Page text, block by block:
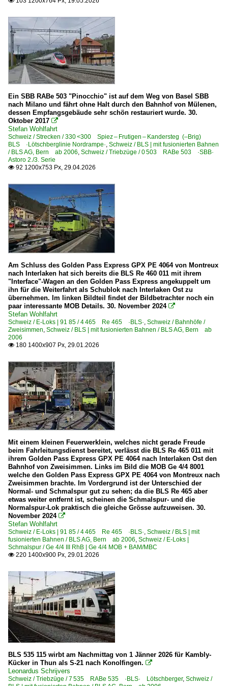
TRN ·TRN· Transports Publics Neuchâtelois - TransN
Privatbahnen | Schmalspur
MOB Montreux Berner Oberland Bahn AG seit 1901
Regional- und Fernzüge
EC EuroCity-Züge
GPX GoldenPass Express-Züge
Regionen
Berner Oberland
SBBCI Schweizerische Bundesbahnen Cargo
Sonstiges
Güterverkehr
S-Bahn Bern
Strecken
130 St-Gingolph – Monthey – St-Maurice JS>SBB
210 Lausanne – Yverdon – Neuchâtel – Biel JS>SBB
223 Neuchâtel – La Chaux-de-Fonds – Le Locle – Col-
291 Kerzers – Aarberg – Lyss JS>SBB
303 <260 (Bern–) Zollikofen – Lyss – Biel JS>SBB
303 <298 Bern – Belp – Thun GTB>GBS>BLS
305 <220 Bern – Kerzers – Neuenburg/Neuchâtel
310 Thun – Spiez – Interlaken TSB>BLS
320 Spiez – Zweisimmen SEB+EZB > SEZ > BLS
330 <300 (Spiez–) Goppenstein – Brig BLS
330 <300 Spiez – Frutigen – Kandersteg (–Brig) BLS
450 (Olten –) Aarburg-Oftringen – Burgdorf – Bern
450 NBS Olten – Rothrist – Mattstetten – Worblaufen (–
500 Basel – Pratteln – Sissach (–Olten) SCB>SBB
601 Erstfeld – Göschenen GB>SBB ·Gotthardbahn
601 Immensee – Arth-Goldau – Erstfeld GB>SBB
700 Brugg – Frick – Stein-Säckingen – Pratteln
900 Sargans – Walenstadt – Ziegelbrücke VSB>SBB
Triebzüge
0 502 RABe 502 · RABDe 502 ·SBB· Twindexx Suisse
0 503 RABe 503 ·SBB· Astoro 2./3. Serie
0 511 RABe 511 ·SBB· Kiss RVD
7 515 RABe 515 ·BLS· Mutz
Ein SBB RABe 503 "Pinocchio" ist auf dem Weg von Basel SBB
nach Milano und fährt ohne Halt durch den Bahnhof von Mülenen,
dessen Empfangsgebäude sehr schön restauriert wurde. 30.
Oktober 2017 
Stefan Wohlfahrt
Schweiz / Strecken / 330 <300 Spiez – Frutigen – Kandersteg (–Brig)
BLS ·Lötschberglinie Nordrampe·, Schweiz / BLS | mit fusionierten Bahnen
/ BLS AG, Bern ab 2006, Schweiz / Triebzüge / 0 503 RABe 503 ·SBB·
Astoro 2./3. Serie
 92 1200x753 Px, 29.04.2026
Am Schluss des Golden Pass Express GPX PE 4064 von Montreux
nach Interlaken hat sich bereits die BLS Re 460 011 mit ihrem
"Interface"-Wagen an den Golden Pass Express angekuppelt um
ihn für die Weiterfahrt als Schublok nach Interlaken Ost zu
übernehmen. Im linken Bildteil findet der Bildbetrachter noch ein
paar interessante MOB Details. 30. November 2024 
Stefan Wohlfahrt
Schweiz / E-Loks | 91 85 / 4 465 Re 465 ·BLS·, Schweiz / Bahnhöfe /
Zweisimmen, Schweiz / BLS | mit fusionierten Bahnen / BLS AG, Bern ab
2006
 180 1400x907 Px, 29.01.2026
Mit einem kleinen Feuerwerklein, welches nicht gerade Freude
beim Fahrleitungsdienst bereitet, verlässt die BLS Re 465 011 mit
ihrem Golden Pass Express GPX PE 4064 nach Interlaken Ost den
Bahnhof von Zweisimmen. Links im Bild die MOB Ge 4/4 8001
welche den Golden Pass Express GPX PE 4064 von Montreux nach
Zweisimmen brachte. Im Vordergrund ist der Unterschied der
Normal- und Schmalspur gut zu sehen; da die BLS Re 465 aber
etwas weiter entfernt ist, scheinen die Schmalspur- und die
Normalspur-Lok praktisch die gleiche Grösse aufzuweisen. 30.
November 2024 
Stefan Wohlfahrt
Schweiz / E-Loks | 91 85 / 4 465 Re 465 ·BLS·, Schweiz / BLS | mit
fusionierten Bahnen / BLS AG, Bern ab 2006, Schweiz / E-Loks |
Schmalspur / Ge 4/4 III RhB | Ge 4/4 MOB + BAM/MBC
 220 1400x900 Px, 29.01.2026
BLS 535 115 wirbt am Nachmittag von 1 Jänner 2026 für Kambly-
Kücker in Thun als S-21 nach Konolfingen. 
Leonardus Schrijvers
Schweiz / Triebzüge / 7 535 RABe 535 ·BLS· Lötschberger, Schweiz /